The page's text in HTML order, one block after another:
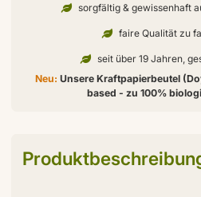
sorgfältig & gewissenhaft
faire Qualität zu
seit über 19 Jahren,
Neu: Unsere Kraftpapierbeutel
based - zu 100%